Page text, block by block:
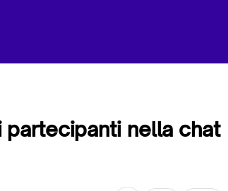
nella chat